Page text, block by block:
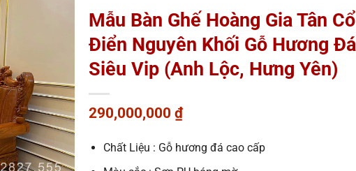
Mẫu Bàn Ghế Hoàng Gia Tân Cổ
Điển Nguyên Khối Gỗ Hương Đá
Siêu Vip (Anh Lộc, Hưng Yên)
290,000,000₫
Chất Liệu : Gỗ hương đá cao cấp